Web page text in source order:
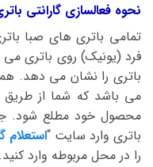
نحوه فعالسازی گارانتی
تمامی باتری های صبا
فرد (یونیک) روی باتری می
می باشد که شما از طریق
محصول خود مطلع شود.
باتری وارد سایت “استعلام
را در محل مربوطه وارد کنید.